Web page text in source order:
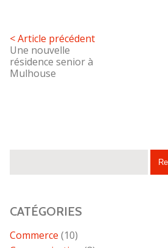
< Article précédent
Une nouvelle
résidence senior à
Mulhouse
CATÉGORIES
Commerce (10)